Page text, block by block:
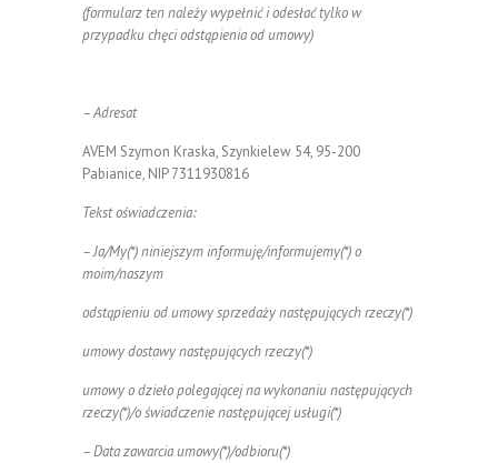
(formularz ten należy wypełnić i odesłać tylko w
przypadku chęci odstąpienia od umowy)
– Adresat
AVEM Szymon Kraska, Szynkielew 54, 95-200
Pabianice, NIP 7311930816
Tekst oświadczenia:
– Ja/My(*) niniejszym informuję/informujemy(*) o
moim/naszym
odstąpieniu od umowy sprzedaży następujących rzeczy(*)
umowy dostawy następujących rzeczy(*)
umowy o dzieło polegającej na wykonaniu następujących
rzeczy(*)/o świadczenie następującej usługi(*)
– Data zawarcia umowy(*)/odbioru(*)